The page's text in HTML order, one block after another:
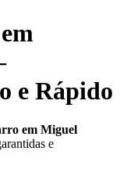
e Rápido
em Miguel
e